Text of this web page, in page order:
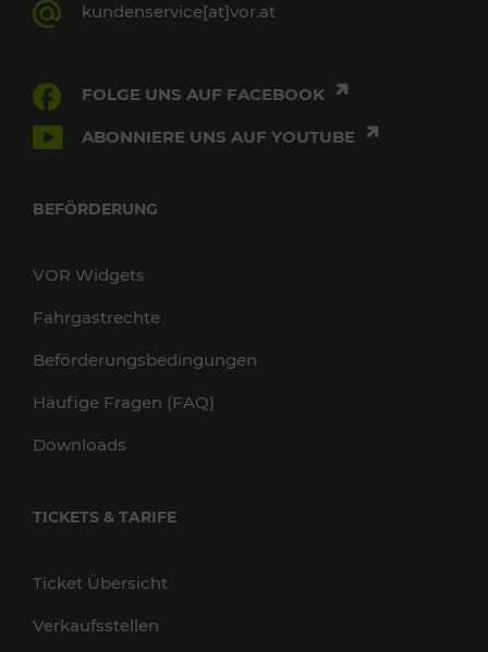
kundenservice[at]vor.at
FOLGE UNS AUF FACEBOOK
ABONNIERE UNS AUF YOUTUBE
BEFÖRDERUNG
VOR Widgets
Fahrgastrechte
Beförderungsbedingungen
Häufige Fragen (FAQ)
Downloads
TICKETS & TARIFE
Ticket Übersicht
Verkaufsstellen